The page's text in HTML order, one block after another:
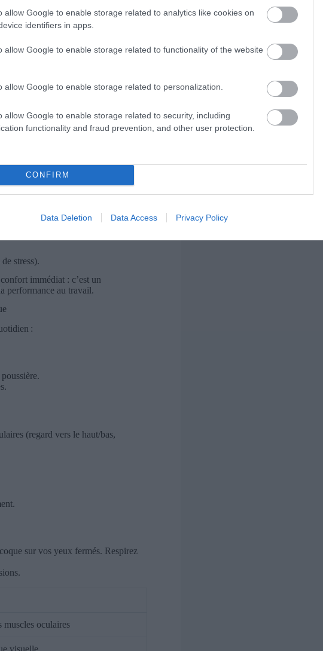
allow Google to enable storage related to analytics like cookies on
identifiers in apps.
allow Google to enable storage related to functionality of the website
allow Google to enable storage related to personalization.
allow Google to enable storage related to security, including
functionality and fraud prevention, and other user protection.
CONFIRM
Data Deletion Data Access Privacy Policy
Limiter le syndrome de vision
Éviter l’accommodation
Prévenir tensions cervicales et
oculaires
et Sheedy (2015), qui rappellent
visuel et une productivité durable.
prévalence de la
un symptôme chaque semaine. Or,
réduit significativement le risque de
associés (nuque, épaules).
stress).
immédiat : c’est un
performance au travail.
:
(regard vers le haut/bas,
sur vos yeux fermés. Respirez
muscles oculaires